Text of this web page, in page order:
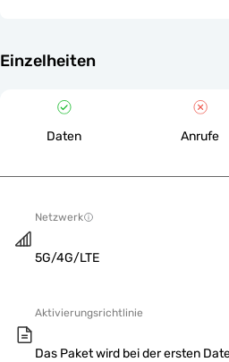
Einzelheiten
Daten Anrufe
Netzwerk
5G/4G/LTE
Aktivierungsrichtlinie
Das Paket wird bei der ersten